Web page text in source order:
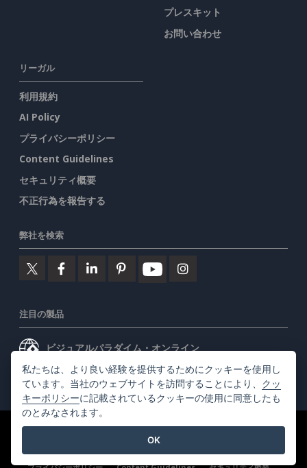
プレスキット
お問い合わせ
リーガル
利用規約
AI Policy
プライバシーポリシー
Content Guidelines
セキュリティ概要
不正行為を報告する
弊社を検索
注目の製品
ビジュアルパラダイム・オンライン
ビジュアルパラダイムデスクトップ
©2026 by Visual Paradigm. 全ての権利を有する
私たちは、より良い経験を提供するためにクッキーを使用し
ています。当社のウェブサイトを訪問することにより、 クッ
キーポリシーに記載されているクッキーの使用に同意したも
のとみなされます。
OK